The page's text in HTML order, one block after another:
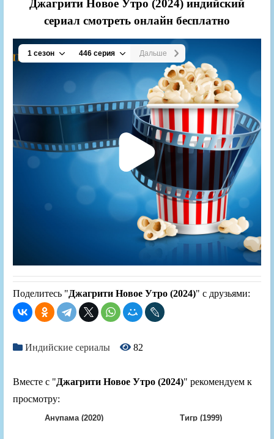
Джагрити Новое Утро (2024) индийский
сериал смотреть онлайн бесплатно
Поделитесь "Джагрити Новое Утро (2024)" с друзьями:
Индийские сериалы 82
Вместе с "Джагрити Новое Утро (2024)" рекомендуем к
просмотру:
Анупама (2020) Тигр (1999)